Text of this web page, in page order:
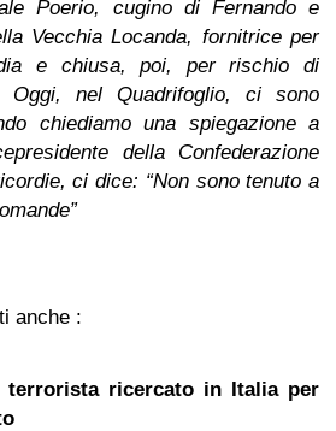
Poerio, cugino di Fernando e
Vecchia Locanda, fornitrice per
e chiusa, poi, per rischio di
Oggi, nel Quadrifoglio, ci sono
chiediamo una spiegazione a
della Confederazione
ci dice: “Non sono tenuto a
anche :
terrorista ricercato in Italia per